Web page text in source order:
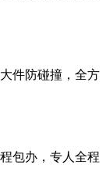
件防碰撞，全方
包办，专人全程